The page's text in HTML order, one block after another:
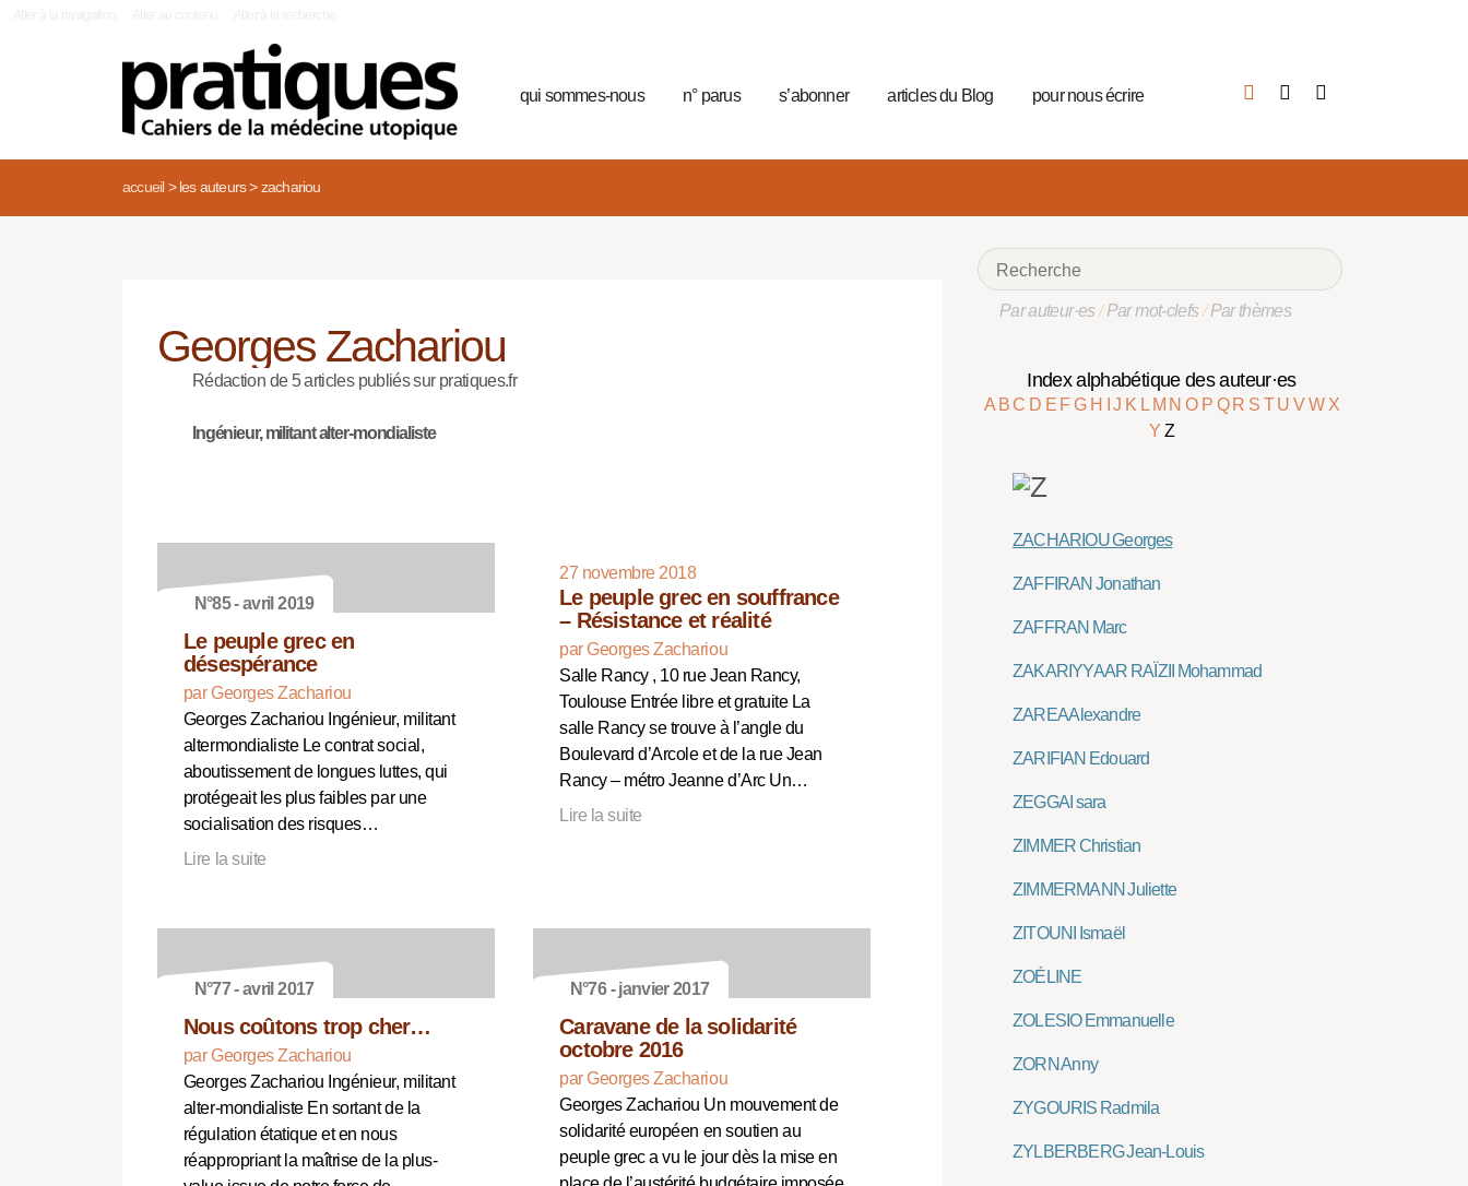
qui sommes-nous n° parus s’abonner articles du Blog pour nous écrire
accueil> les auteurs> zachariou
Georges Zachariou
Rédaction de 5 articles publiés sur pratiques.fr
Ingénieur, militant alter-mondialiste
N°85 - avril 2019
Le peuple grec en
désespérance
par Georges Zachariou
Georges Zachariou Ingénieur, militant
altermondialiste Le contrat social,
aboutissement de longues luttes, qui
protégeait les plus faibles par une
socialisation des risques…
Lire la suite
27 novembre 2018
Le peuple grec en souffrance
– Résistance et réalité
par Georges Zachariou
Salle Rancy , 10 rue Jean Rancy,
Toulouse Entrée libre et gratuite La
salle Rancy se trouve à l’angle du
Boulevard d’Arcole et de la rue Jean
Rancy – métro Jeanne d’Arc Un…
Lire la suite
N°77 - avril 2017
Nous coûtons trop cher…
par Georges Zachariou
Georges Zachariou Ingénieur, militant
alter-mondialiste En sortant de la
régulation étatique et en nous
réappropriant la maîtrise de la plus-
N°76 - janvier 2017
Caravane de la solidarité
octobre 2016
par Georges Zachariou
Georges Zachariou Un mouvement de
solidarité européen en soutien au
peuple grec a vu le jour dès la mise en
Par auteur·es/Par mot-clefs/Par thèmes
Index alphabétique des auteur·es
A BC D E FG H IJ K L M NO P Q R S TUVW X
Y Z
ZACHARIOU Georges
ZAFFIRAN Jonathan
ZAFFRAN Marc
ZAKARIYYA AR RAÏZII Mohammad
ZAREA Alexandre
ZARIFIAN Edouard
ZEGGAI sara
ZIMMER Christian
ZIMMERMANN Juliette
ZITOUNI Ismaël
ZOÉLINE
ZOLESIO Emmanuelle
ZORN Anny
ZYGOURIS Radmila
ZYLBERBERG Jean-Louis